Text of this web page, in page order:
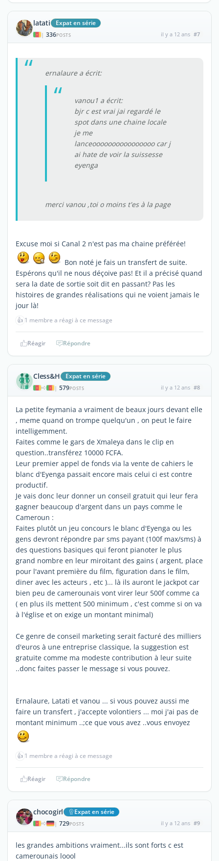
latati Expat en série
| 336POSTS il y a 12 ans #7
ernalaure a écrit:
vanou1 a écrit:
bjr c est vrai jai regardé le
spot dans une chaine locale
je me
lanceoooooooooooooooo car j
ai hate de voir la suissesse
eyenga
merci vanou ,toi o moins t'es à la page
Excuse moi si Canal 2 n'est pas ma chaine préférée!
Bon noté je fais un transfert de suite.
Espérons qu'il ne nous déçoive pas! Et il a précisé quand
sera la date de sortie soit dit en passant? Pas les
histoires de grandes réalisations qui ne voient jamais le
jour là!
👍 1 membre a réagi à ce message
Réagir Répondre
Cless&H Expat en série
| 579POSTS il y a 12 ans #8
La petite feymania a vraiment de beaux jours devant elle
, meme quand on trompe quelqu'un , on peut le faire
intelligemment.
Faites comme le gars de Xmaleya dans le clip en
question..transférez 10000 FCFA.
Leur premier appel de fonds via la vente de cahiers le
blanc d'Eyenga passait encore mais celui ci est contre
productif.
Je vais donc leur donner un conseil gratuit qui leur fera
gagner beaucoup d'argent dans un pays comme le
Cameroun :
Faites plutôt un jeu concours le blanc d'Eyenga ou les
gens devront répondre par sms payant (100f max/sms) à
des questions basiques qui feront pianoter le plus
grand nombre en leur miroitant des gains ( argent, place
pour l'avant première du film, figuration dans le film,
diner avec les acteurs , etc )... là ils auront le jackpot car
bien peu de camerounais vont virer leur 500f comme ca
( en plus ils mettent 500 minimum , c'est comme si on va
à l'église et on exige un montant minimal)
Ce genre de conseil marketing serait facturé des milliers
d'euros à une entreprise classique, la suggestion est
gratuite comme ma modeste contribution à leur suite
..donc faites passer le message si vous pouvez.
Ernalaure, Latati et vanou ... si vous pouvez aussi me
faire un transfert , j'accepte volontiers ... moi j'ai pas de
montant minimum ..;ce que vous avez ..vous envoyez
👍 1 membre a réagi à ce message
Réagir Répondre
chocogirl Expat en série
| 729POSTS il y a 12 ans #9
les grandes ambitions vraiment...ils sont forts c est
camerounais loool